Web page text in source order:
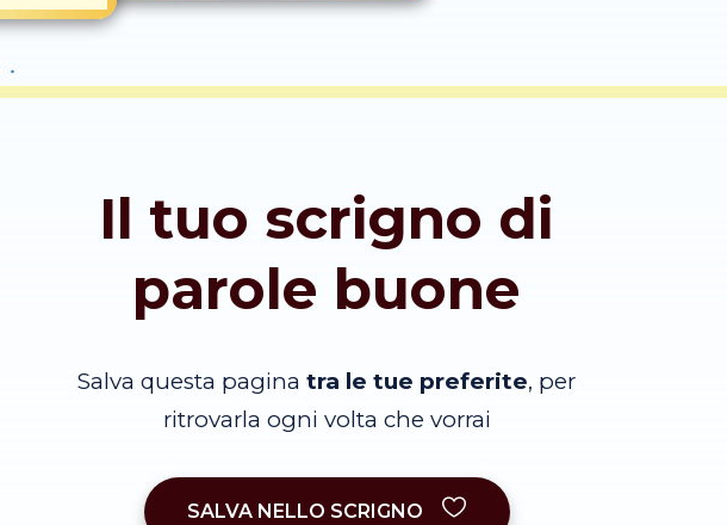
Il tuo scrigno di
parole buone
Salva questa pagina tra le tue preferite, per
ritrovarla ogni volta che vorrai
SALVA NELLO SCRIGNO